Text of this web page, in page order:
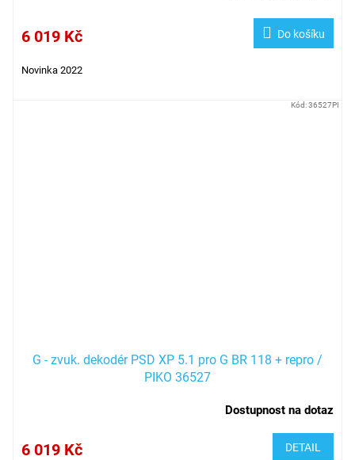
6 019 Kč Do košíku
Novinka 2022
G - zvuk. dekodér PSD XP 5.1 pro G BR 118 + repro /
PIKO 36527
Dostupnost na dotaz
6 019 Kč DETAIL
Kód:36527PI